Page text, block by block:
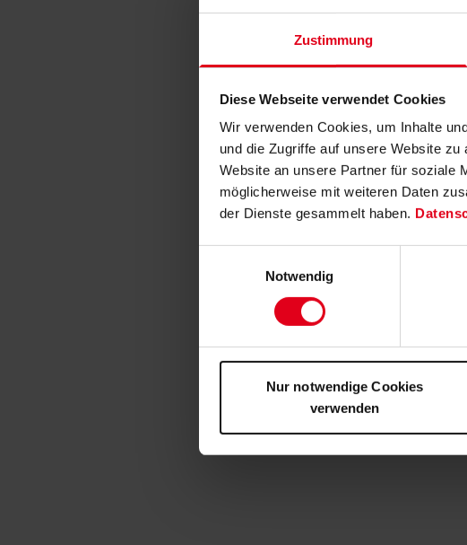
Zustimmung
Diese Webseite verwendet Cookies
Wir verwenden Cookies, um Inhalte
und die Zugriffe auf unsere Website
Website an unsere Partner für soziale
möglicherweise mit weiteren Daten
der Dienste gesammelt haben.
Notwendig
Nur notwendige Cookies
verwenden